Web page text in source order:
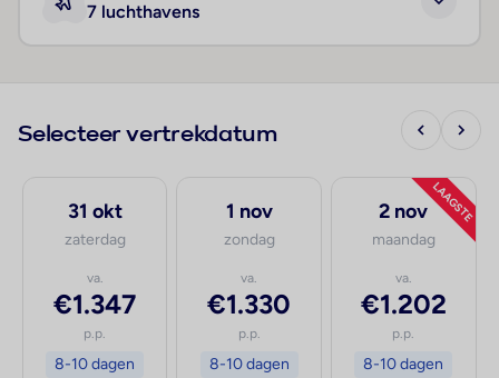
7 luchthavens
Selecteer vertrekdatum
31 okt
zaterdag
va.
€1.347
p.p.
8-10 dagen
1 nov
zondag
va.
€1.330
p.p.
8-10 dagen
LAAGSTE
2 nov
maandag
va.
€1.202
p.p.
8-10 dagen